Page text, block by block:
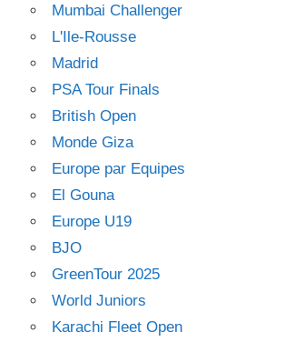
Mumbai Challenger
L'Ile-Rousse
Madrid
PSA Tour Finals
British Open
Monde Giza
Europe par Equipes
El Gouna
Europe U19
BJO
GreenTour 2025
World Juniors
Karachi Fleet Open